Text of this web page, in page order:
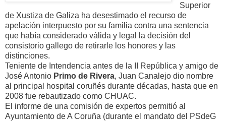
Superior
de Xustiza de Galiza ha desestimado el recurso de
apelación interpuesto por su familia contra una sentencia
que había considerado válida y legal la decisión del
consistorio gallego de retirarle los honores y las
distinciones.
Teniente de Intendencia antes de la II República y amigo de
José Antonio Primo de Rivera, Juan Canalejo dio nombre
al principal hospital coruñés durante décadas, hasta que en
2008 fue rebautizado como CHUAC.
El informe de una comisión de expertos permitió al
Ayuntamiento de A Coruña (durante el mandato del PSdeG